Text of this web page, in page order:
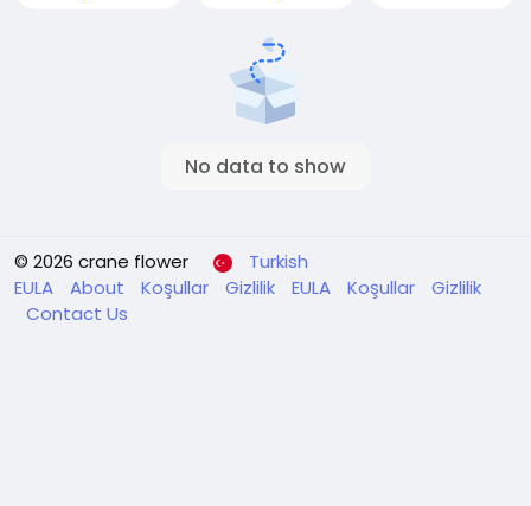
No data to show
© 2026 crane flower
Turkish
EULA
About Koşullar Gizlilik EULA Koşullar
Gizlilik
Contact Us